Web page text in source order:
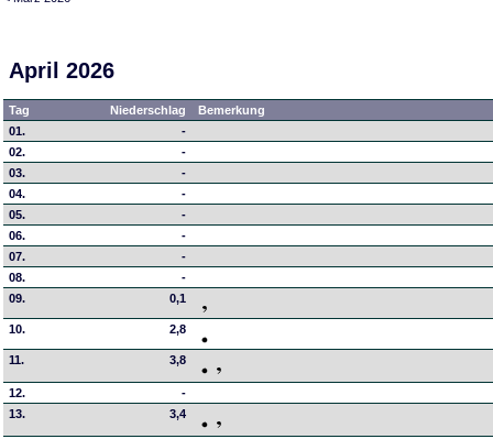
April 2026
Tag Niederschlag
Bemerkung
01.
-
02.
-
03.
-
04.
-
05.
-
06.
-
07.
-
08.
-
09.
0,1
10. 2,8
11. 3,8
12.
-
13.
3,4